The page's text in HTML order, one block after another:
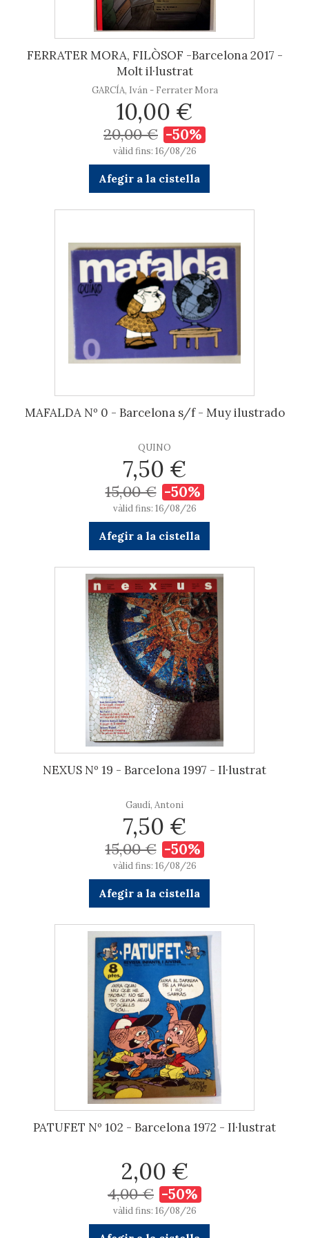
FERRATER MORA, FILÒSOF -Barcelona 2017 -
Molt il·lustrat
GARCÍA, Iván - Ferrater Mora
10,00 €
20,00 € -50%
vàlid fins: 16/08/26
Afegir a la cistella
MAFALDA Nº 0 - Barcelona s/f - Muy ilustrado
QUINO
7,50 €
15,00 € -50%
vàlid fins: 16/08/26
Afegir a la cistella
NEXUS Nº 19 - Barcelona 1997 - Il·lustrat
Gaudí, Antoni
7,50 €
15,00 € -50%
vàlid fins: 16/08/26
Afegir a la cistella
PATUFET Nº 102 - Barcelona 1972 - Il·lustrat
2,00 €
4,00 € -50%
vàlid fins: 16/08/26